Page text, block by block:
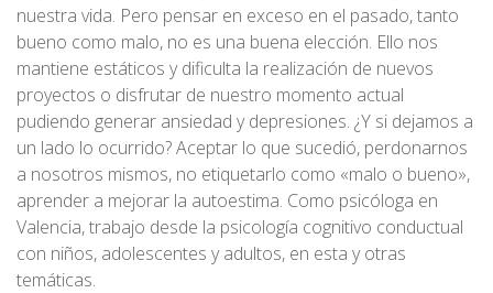
nuestra vida. Pero pensar en exceso en el pasado, tanto
bueno como malo, no es una buena elección. Ello nos
mantiene estáticos y dificulta la realización de nuevos
proyectos o disfrutar de nuestro momento actual
pudiendo generar ansiedad y depresiones. ¿Y si dejamos a
un lado lo ocurrido? Aceptar lo que sucedió, perdonarnos
a nosotros mismos, no etiquetarlo como «malo o bueno»,
aprender a mejorar la autoestima. Como psicóloga en
Valencia, trabajo desde la psicología cognitivo conductual
con niños, adolescentes y adultos, en esta y otras
temáticas.